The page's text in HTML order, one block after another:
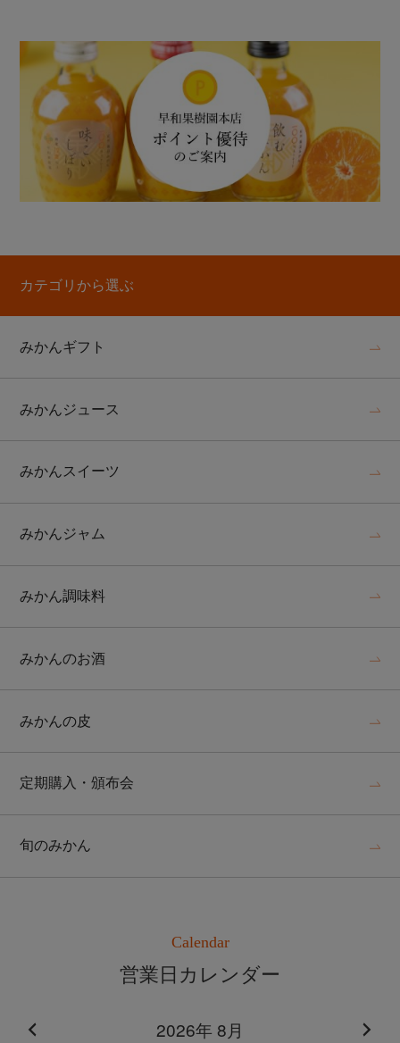
カテゴリから選ぶ
みかんギフト
みかんジュース
みかんスイーツ
みかんジャム
みかん調味料
みかんのお酒
みかんの皮
定期購入・頒布会
旬のみかん
Calendar
営業日カレンダー